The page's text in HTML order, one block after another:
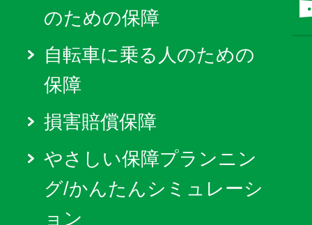
のための保障
自転車に乗る人のための
保障
損害賠償保障
やさしい保障プランニン
グ/かんたんシミュレーシ
ョン